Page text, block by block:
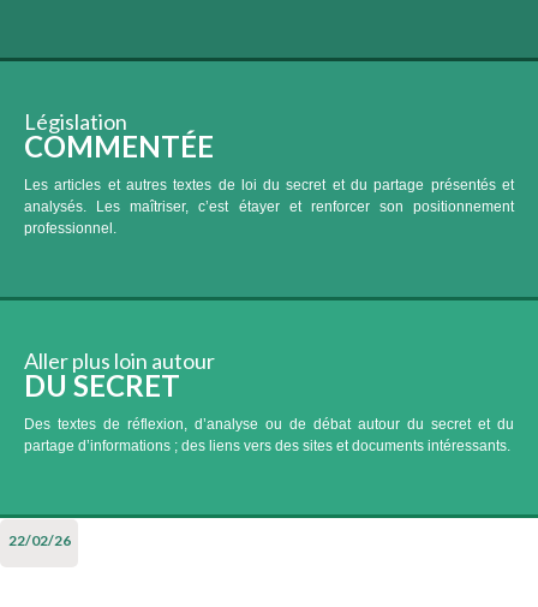
Législation
COMMENTÉE
Les articles et autres textes de loi du secret et du partage présentés et
analysés. Les maîtriser, c’est étayer et renforcer son positionnement
professionnel.
Aller plus loin autour
DU SECRET
Des textes de réflexion, d’analyse ou de débat autour du secret et du
partage d’informations ; des liens vers des sites et documents intéressants.
22/02/26